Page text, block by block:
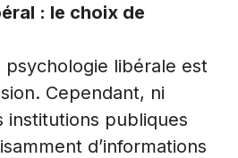
: le choix de
psychologie libérale est
Cependant, ni
institutions publiques
d’informations